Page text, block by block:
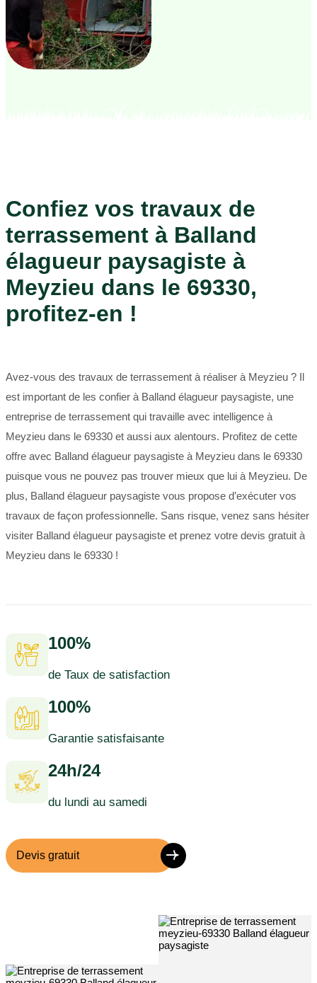
Confiez vos travaux de
terrassement à Balland
élagueur paysagiste à
Meyzieu dans le 69330,
profitez-en !
Avez-vous des travaux de terrassement à réaliser à Meyzieu ? Il
est important de les confier à Balland élagueur paysagiste, une
entreprise de terrassement qui travaille avec intelligence à
Meyzieu dans le 69330 et aussi aux alentours. Profitez de cette
offre avec Balland élagueur paysagiste à Meyzieu dans le 69330
puisque vous ne pouvez pas trouver mieux que lui à Meyzieu. De
plus, Balland élagueur paysagiste vous propose d’exécuter vos
travaux de façon professionnelle. Sans risque, venez sans hésiter
visiter Balland élagueur paysagiste et prenez votre devis gratuit à
Meyzieu dans le 69330 !
100%
de Taux de satisfaction
100%
Garantie satisfaisante
24h/24
du lundi au samedi
Devis gratuit